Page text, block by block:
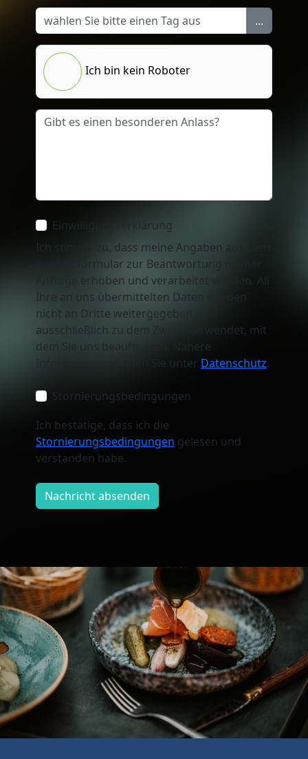
...
Ich bin kein Roboter
Einwilligungserklärung
Ich stimme zu, dass meine Angaben aus dem
Kontaktformular zur Beantwortung meiner
Anfrage erhoben und verarbeitet werden. All
Ihre an uns übermittelten Daten werden
nicht an Dritte weitergegeben und
ausschließlich zu dem Zweck verwendet, mit
dem Sie uns beauftragen. Nähere
Informationen finden Sie unter Datenschutz.
Stornierungsbedingungen
Ich bestätige, dass ich die
Stornierungsbedingungen gelesen und
verstanden habe.
Nachricht absenden